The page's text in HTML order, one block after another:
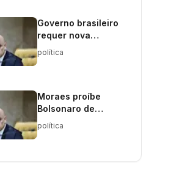
Governo brasileiro
requer nova
manifestação em
caso Trump Media
política
Moraes proíbe
Bolsonaro de
visitas e
manifestações
política